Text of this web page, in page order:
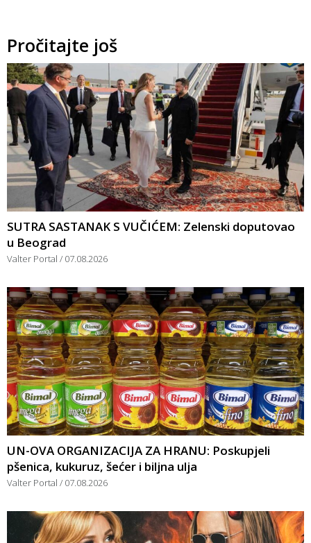
Pročitajte još
SUTRA SASTANAK S VUČIĆEM: Zelenski doputovao
u Beograd
Valter Portal 07.08.2026
UN-OVA ORGANIZACIJA ZA HRANU: Poskupjeli
pšenica, kukuruz, šećer i biljna ulja
Valter Portal 07.08.2026